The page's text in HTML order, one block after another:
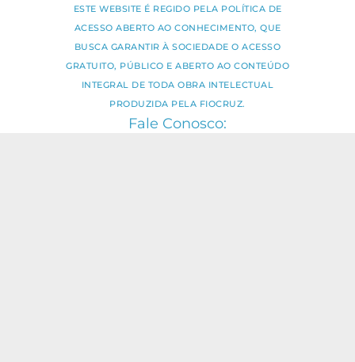
ESTE WEBSITE É REGIDO PELA POLÍTICA DE
ACESSO ABERTO AO CONHECIMENTO, QUE
BUSCA GARANTIR À SOCIEDADE O ACESSO
GRATUITO, PÚBLICO E ABERTO AO CONTEÚDO
INTEGRAL DE TODA OBRA INTELECTUAL
PRODUZIDA PELA FIOCRUZ.
Fale Conosco: